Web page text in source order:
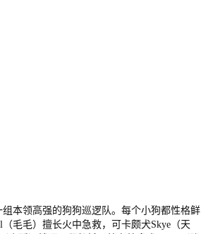
本领高强的狗狗巡逻队。每个小狗都性格鲜
毛毛）擅长火中急救，可卡颇犬Skye（天